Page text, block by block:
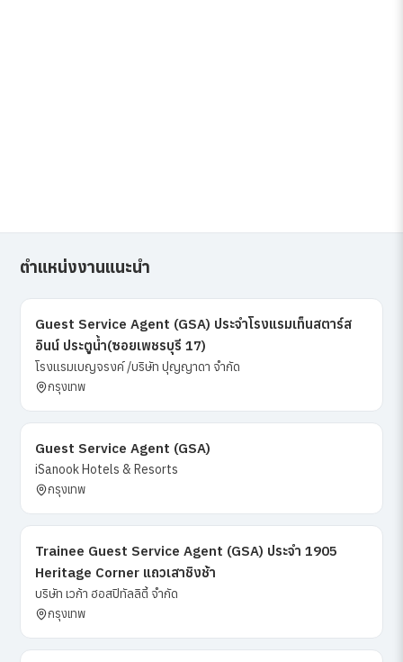
ตำแหน่งงานแนะนำ
Guest Service Agent (GSA) ประจำโรงแรมเท็นสตาร์ส
อินน์ ประตูน้ำ(ซอยเพชรบุรี 17)
โรงแรมเบญจรงค์ /บริษัท ปุญญาดา จำกัด
กรุงเทพ
Guest Service Agent (GSA)
iSanook Hotels & Resorts
กรุงเทพ
Trainee Guest Service Agent (GSA) ประจำ 1905
Heritage Corner แถวเสาชิงช้า
บริษัท เวก้า ฮอสปิทัลลิตี้ จำกัด
กรุงเทพ